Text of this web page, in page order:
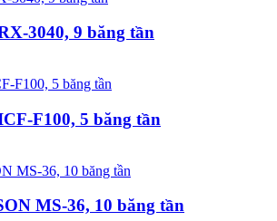
3040, 9 băng tần
F100, 5 băng tần
MS-36, 10 băng tần